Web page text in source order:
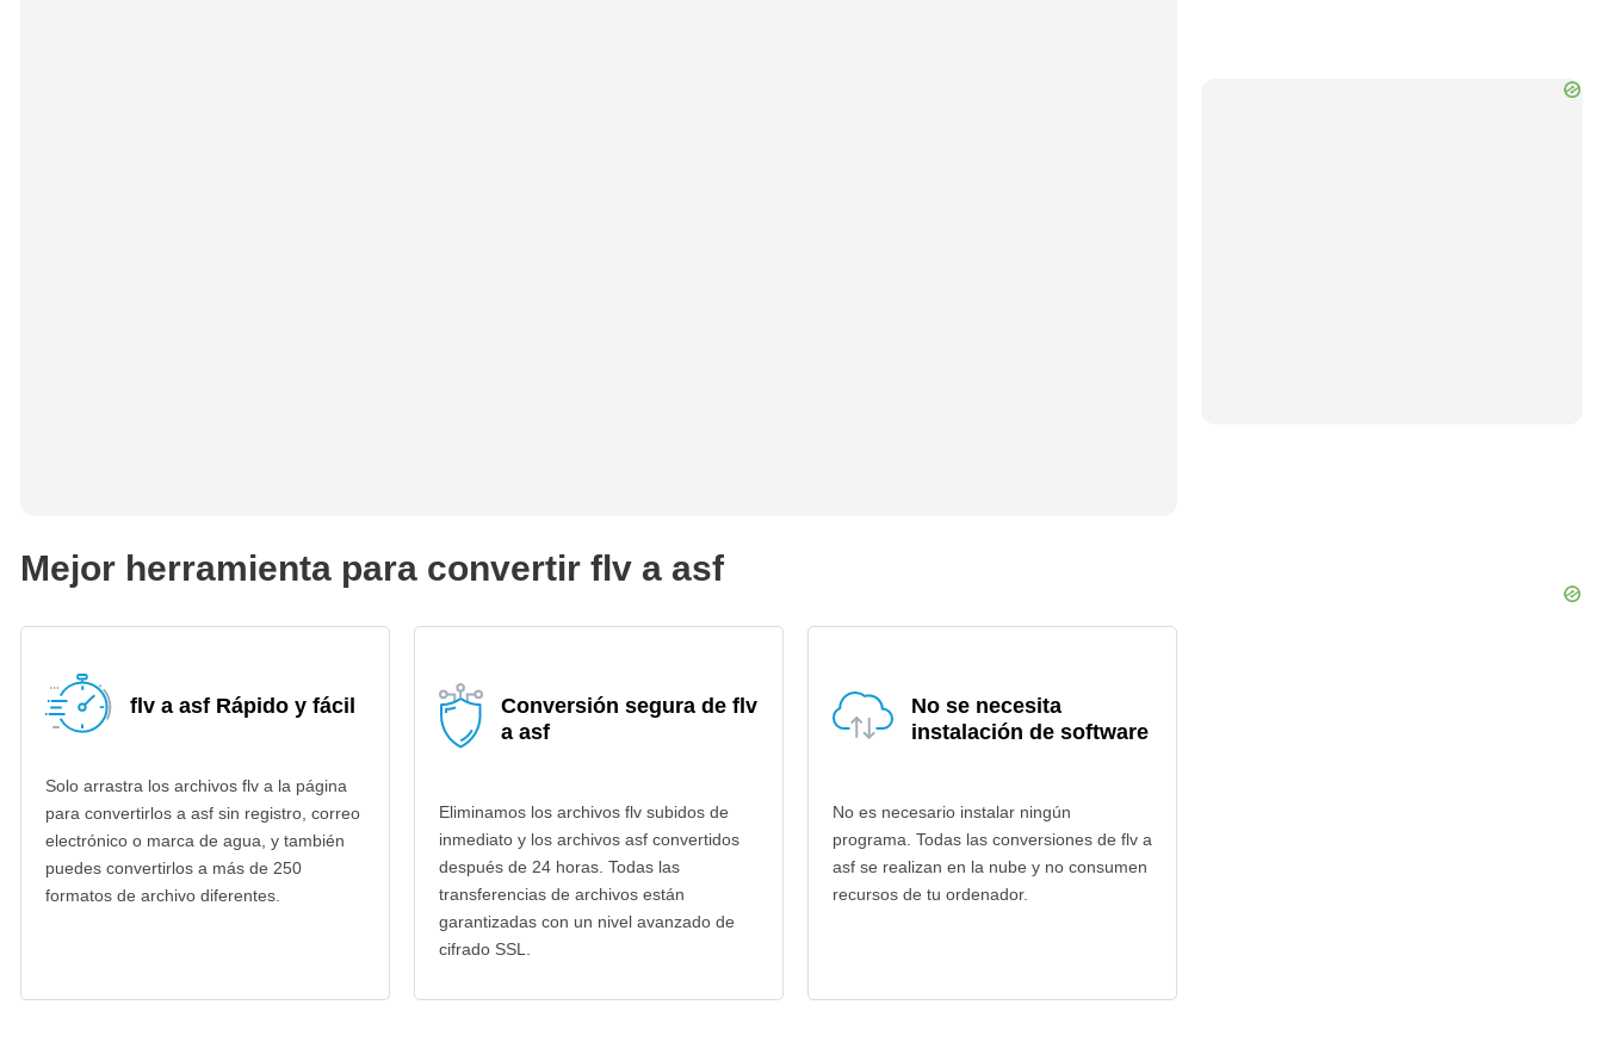
Mejor herramienta para convertir flv a asf
flv a asf Rápido y fácil
Solo arrastra los archivos flv a la página
para convertirlos a asf sin registro, correo
electrónico o marca de agua, y también
puedes convertirlos a más de 250
formatos de archivo diferentes.
Conversión segura de flv
a asf
Eliminamos los archivos flv subidos de
inmediato y los archivos asf convertidos
después de 24 horas. Todas las
transferencias de archivos están
garantizadas con un nivel avanzado de
cifrado SSL.
No se necesita
instalación de software
No es necesario instalar ningún
programa. Todas las conversiones de flv a
asf se realizan en la nube y no consumen
recursos de tu ordenador.